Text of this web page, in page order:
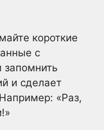
короткие
с
и сделает
«Раз,